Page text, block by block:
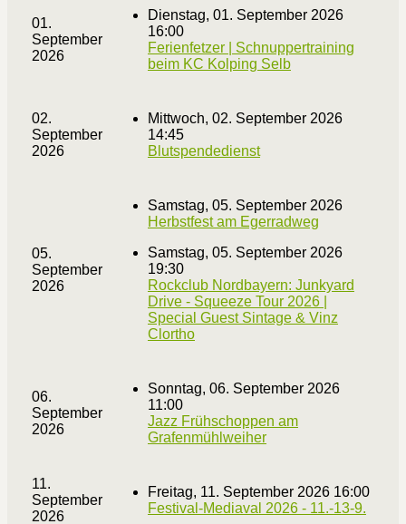
01.
September
2026
Dienstag, 01. September 2026
16:00
Ferienfetzer | Schnuppertraining
beim KC Kolping Selb
02.
September
2026
Mittwoch, 02. September 2026
14:45
Blutspendedienst
05.
September
2026
Samstag, 05. September 2026
Herbstfest am Egerradweg
Samstag, 05. September 2026
19:30
Rockclub Nordbayern: Junkyard
Drive - Squeeze Tour 2026 |
Special Guest Sintage & Vinz
Clortho
06.
September
2026
Sonntag, 06. September 2026
11:00
Jazz Frühschoppen am
Grafenmühlweiher
11.
September
2026
Freitag, 11. September 2026 16:00
Festival-Mediaval 2026 - 11.-13-9.